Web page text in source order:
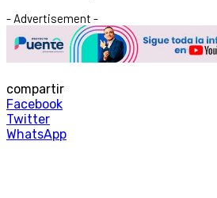
- Advertisement -
compartir
Facebook
Twitter
WhatsApp